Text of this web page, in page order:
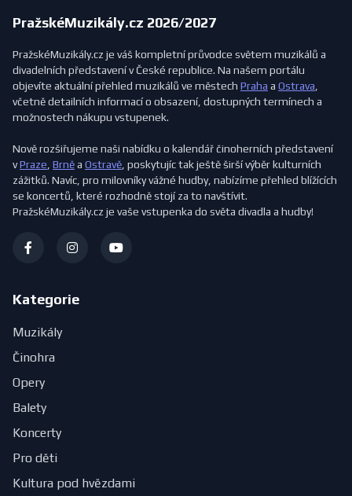
PražskéMuzikály.cz 2026/2027
PražskéMuzikály.cz je váš kompletní průvodce světem muzikálů a
divadelních představení v České republice. Na našem portálu
objevíte aktuální přehled muzikálů ve městech Praha a Ostrava,
včetně detailních informací o obsazení, dostupných termínech a
možnostech nákupu vstupenek.
Nově rozšiřujeme naši nabídku o kalendář činoherních představení
vPraze, Brněa Ostravě, poskytujíc tak ještě širší výběr kulturních
zážitků. Navíc, pro milovníky vážné hudby, nabízíme přehled blížících
se koncertů, které rozhodně stojí za to navštívit.
PražskéMuzikály.cz je vaše vstupenka do světa divadla a hudby!
Kategorie
Muzikály
Činohra
Opery
Balety
Koncerty
Pro děti
Kultura pod hvězdami